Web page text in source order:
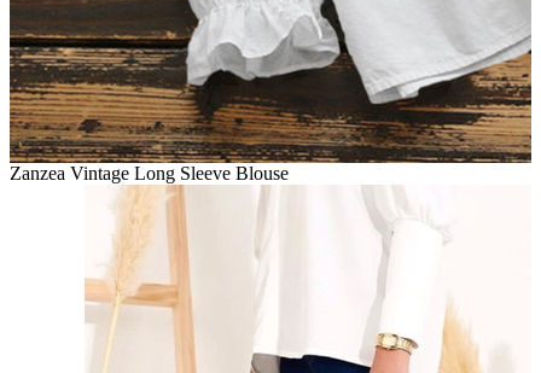
Zanzea Vintage Long Sleeve Blouse